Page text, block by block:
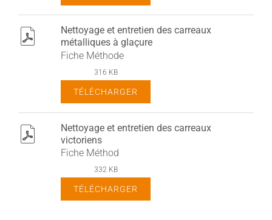
pdfNettoyage et entretien des carreaux
métalliques à glaçure
Fiche Méthode
316 KB
TÉLÉCHARGER
pdfNettoyage et entretien des carreaux
victoriens
Fiche Méthod
332 KB
TÉLÉCHARGER